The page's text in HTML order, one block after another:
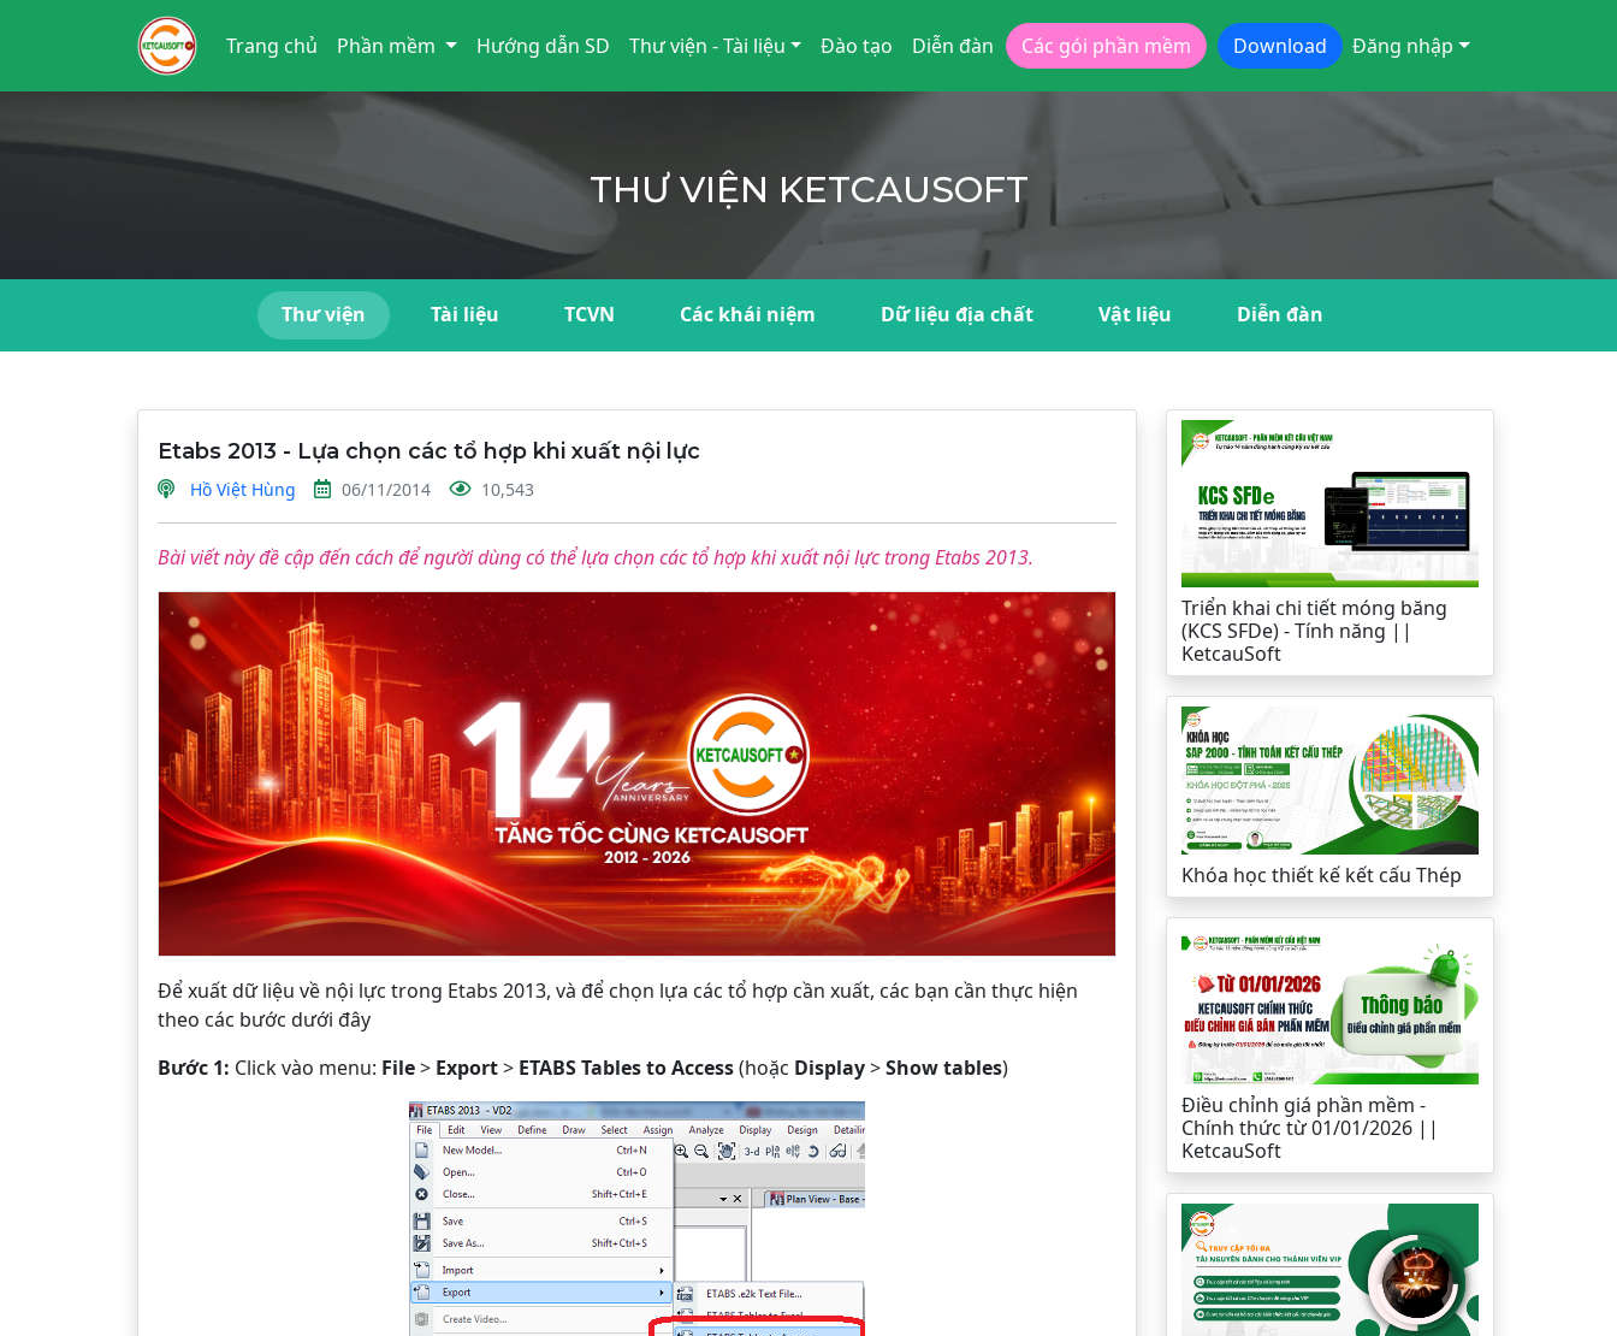
Trang chủ Phần mềm Hướng dẫn SD Thư viện - Tài liệu Đào tạo Diễn đàn Các gói phần mềm Download Đăng nhập
THƯ VIỆN KETCAUSOFT
Thư viện Tài liệu TCVN Các khái niệm Dữ liệu địa chất Vật liệu Diễn đàn
Etabs 2013 - Lựa chọn các tổ hợp khi xuất nội lực
Hồ Việt Hùng 06/11/2014 10,543
Bài viết này đề cập đến cách để người dùng có thể lựa chọn các tổ hợp khi xuất nội lực trong Etabs 2013.
Để xuất dữ liệu về nội lực trong Etabs 2013, và để chọn lựa các tổ hợp cần xuất, các bạn cần thực hiện
theo các bước dưới đây
Bước 1: Click vào menu: File> Export> ETABS Tables to Access(hoặc Display>Show tables)
Triển khai chi tiết móng băng
(KCS SFDe) - Tính năng ||
KetcauSoft
Khóa học thiết kế kết cấu Thép
Điều chỉnh giá phần mềm -
Chính thức từ 01/01/2026 ||
KetcauSoft